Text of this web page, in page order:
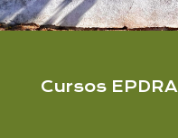
Cursos EPDRA